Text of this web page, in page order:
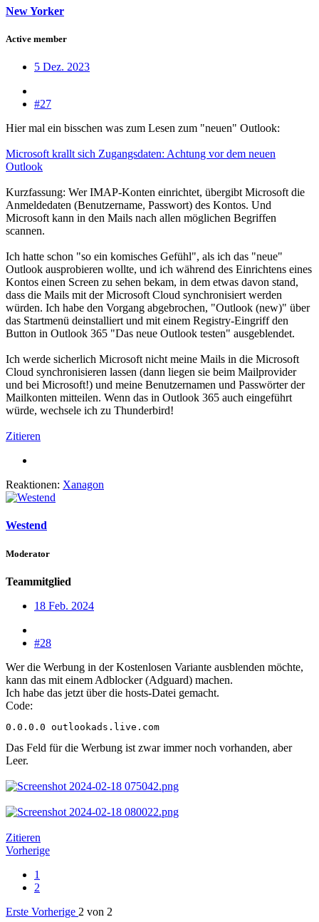
New Yorker
Active member
5 Dez. 2023
#27
Hier mal ein bisschen was zum Lesen zum "neuen" Outlook:
Microsoft krallt sich Zugangsdaten: Achtung vor dem neuen
Outlook
Kurzfassung: Wer IMAP-Konten einrichtet, übergibt Microsoft die
Anmeldedaten (Benutzername, Passwort) des Kontos. Und
Microsoft kann in den Mails nach allen möglichen Begriffen
scannen.
Ich hatte schon "so ein komisches Gefühl", als ich das "neue"
Outlook ausprobieren wollte, und ich während des Einrichtens eines
Kontos einen Screen zu sehen bekam, in dem etwas davon stand,
dass die Mails mit der Microsoft Cloud synchronisiert werden
würden. Ich habe den Vorgang abgebrochen, "Outlook (new)" über
das Startmenü deinstalliert und mit einem Registry-Eingriff den
Button in Outlook 365 "Das neue Outlook testen" ausgeblendet.
Ich werde sicherlich Microsoft nicht meine Mails in die Microsoft
Cloud synchronisieren lassen (dann liegen sie beim Mailprovider
und bei Microsoft!) und meine Benutzernamen und Passwörter der
Mailkonten mitteilen. Wenn das in Outlook 365 auch eingeführt
würde, wechsele ich zu Thunderbird!
Zitieren
Reaktionen: Xanagon
Westend
Moderator
Teammitglied
18 Feb. 2024
#28
Wer die Werbung in der Kostenlosen Variante ausblenden möchte,
kann das mit einem Adblocker (Adguard) machen.
Ich habe das jetzt über die hosts-Datei gemacht.
Code:
0.0.0.0 outlookads.live.com
Das Feld für die Werbung ist zwar immer noch vorhanden, aber
Leer.
Zitieren
Vorherige
1
2
Erste Vorherige 2 von 2